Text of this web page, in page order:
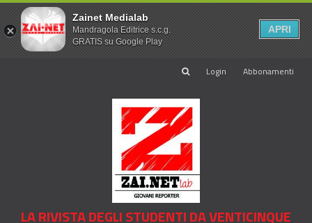
Login Abbonamenti
LA RIVISTA DEGLI STUDENTI DA VENTICINQUE
Zainet Medialab
Mandragola Editrice s.c.g.
GRATIS su Google Play
APRI